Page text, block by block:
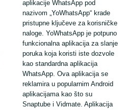
aplikacije WhatsApp pod
nazivom „YoWhatsApp“ krade
pristupne ključeve za korisničke
naloge. YoWhatsApp je potpuno
funkcionalna aplikacija za slanje
poruka koja koristi iste dozvole
kao standardna aplikacija
WhatsApp. Ova aplikacija se
reklamira u popularnim Android
aplikacijama kao što su
Snaptube i Vidmate. Aplikacija